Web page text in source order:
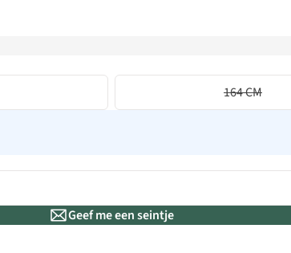
164 CM
Geef me een seintje